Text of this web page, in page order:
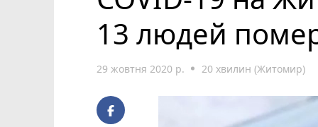
13 людей
29 жовтня 2020 р. 20 хвилин (Житомир)